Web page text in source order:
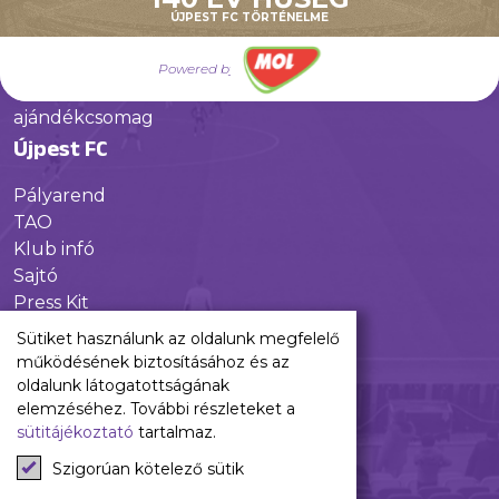
ÚJPEST FC TÖRTÉNELME
Powered by
Jövőnk
ajándékcsomag
Újpest FC
Pályarend
TAO
Klub infó
Sajtó
Press Kit
Újpest FC Shop
Digitális felületeink
Facebook
Instagram
Tiktok
Youtube
Sütiket használunk az oldalunk megfelelő
működésének biztosításához és az
oldalunk látogatottságának
elemzéséhez. További részleteket a
sütitájékoztató tartalmaz.
Szigorúan kötelező sütik